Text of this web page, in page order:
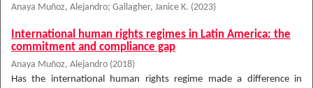
Anaya Muñoz, Alejandro; Gallagher, Janice K. (2023)
International human rights regimes in Latin America: the
commitment and compliance gap
Anaya Muñoz, Alejandro (2018)
Has the international human rights regime made a difference in